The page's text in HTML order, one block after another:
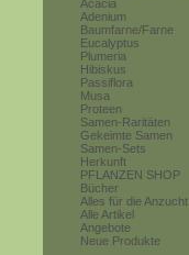
Acacia
Adenium
Baumfarne/Farne
Eucalyptus
Plumeria
Hibiskus
Passiflora
Musa
Proteen
Samen-Raritäten
Gekeimte Samen
Samen-Sets
Herkunft
PFLANZEN SHOP
Bücher
Alles für die Anzucht
Alle Artikel
Angebote
Neue Produkte